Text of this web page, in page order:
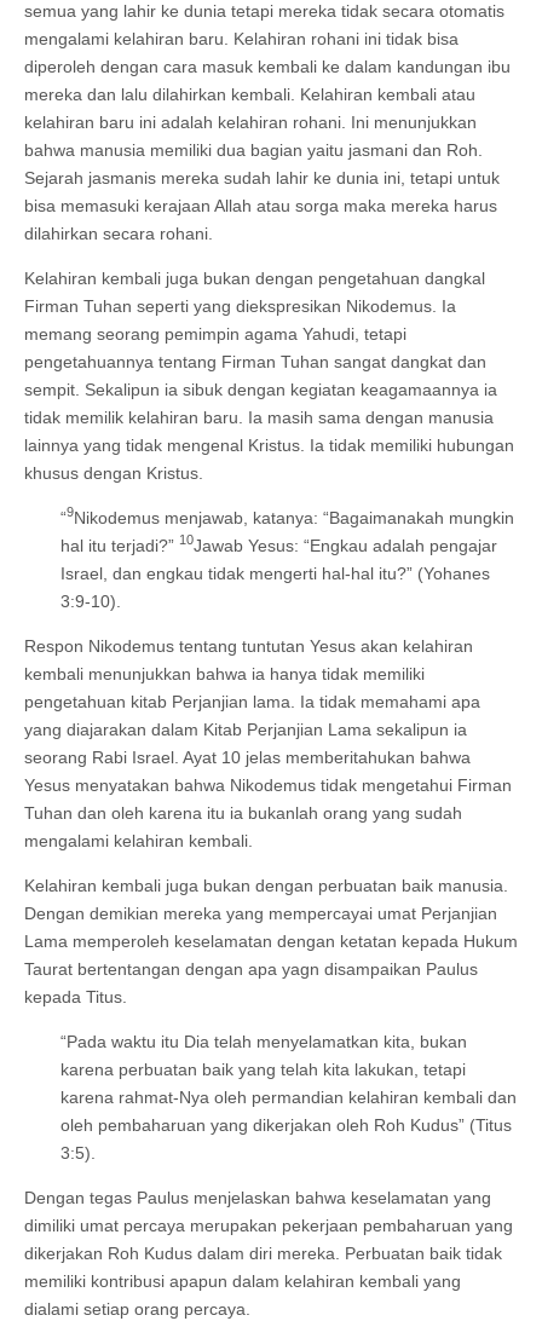
semua yang lahir ke dunia tetapi mereka tidak secara otomatis
mengalami kelahiran baru. Kelahiran rohani ini tidak bisa
diperoleh dengan cara masuk kembali ke dalam kandungan ibu
mereka dan lalu dilahirkan kembali. Kelahiran kembali atau
kelahiran baru ini adalah kelahiran rohani. Ini menunjukkan
bahwa manusia memiliki dua bagian yaitu jasmani dan Roh.
Sejarah jasmanis mereka sudah lahir ke dunia ini, tetapi untuk
bisa memasuki kerajaan Allah atau sorga maka mereka harus
dilahirkan secara rohani.
Kelahiran kembali juga bukan dengan pengetahuan dangkal
Firman Tuhan seperti yang diekspresikan Nikodemus. Ia
memang seorang pemimpin agama Yahudi, tetapi
pengetahuannya tentang Firman Tuhan sangat dangkat dan
sempit. Sekalipun ia sibuk dengan kegiatan keagamaannya ia
tidak memilik kelahiran baru. Ia masih sama dengan manusia
lainnya yang tidak mengenal Kristus. Ia tidak memiliki hubungan
khusus dengan Kristus.
“9Nikodemus menjawab, katanya: “Bagaimanakah mungkin
hal itu terjadi?” 10Jawab Yesus: “Engkau adalah pengajar
Israel, dan engkau tidak mengerti hal-hal itu?” (Yohanes
3:9-10).
Respon Nikodemus tentang tuntutan Yesus akan kelahiran
kembali menunjukkan bahwa ia hanya tidak memiliki
pengetahuan kitab Perjanjian lama. Ia tidak memahami apa
yang diajarakan dalam Kitab Perjanjian Lama sekalipun ia
seorang Rabi Israel. Ayat 10 jelas memberitahukan bahwa
Yesus menyatakan bahwa Nikodemus tidak mengetahui Firman
Tuhan dan oleh karena itu ia bukanlah orang yang sudah
mengalami kelahiran kembali.
Kelahiran kembali juga bukan dengan perbuatan baik manusia.
Dengan demikian mereka yang mempercayai umat Perjanjian
Lama memperoleh keselamatan dengan ketatan kepada Hukum
Taurat bertentangan dengan apa yagn disampaikan Paulus
kepada Titus.
“Pada waktu itu Dia telah menyelamatkan kita, bukan
karena perbuatan baik yang telah kita lakukan, tetapi
karena rahmat-Nya oleh permandian kelahiran kembali dan
oleh pembaharuan yang dikerjakan oleh Roh Kudus” (Titus
3:5).
Dengan tegas Paulus menjelaskan bahwa keselamatan yang
dimiliki umat percaya merupakan pekerjaan pembaharuan yang
dikerjakan Roh Kudus dalam diri mereka. Perbuatan baik tidak
memiliki kontribusi apapun dalam kelahiran kembali yang
dialami setiap orang percaya.